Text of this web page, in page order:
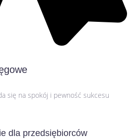
się na spokój i pewność sukcesu
dla przedsiębiorców